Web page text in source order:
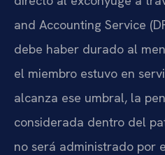
and Accounting Service
debe haber durado al
el miembro estuvo en
alcanza ese umbral, la
considerada dentro del
no será administrado por